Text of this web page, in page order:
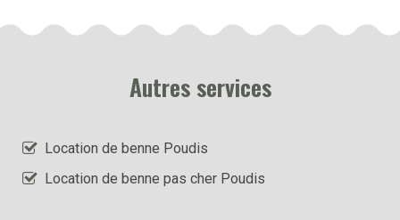
Autres services
Location de benne Poudis
Location de benne pas cher Poudis